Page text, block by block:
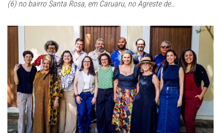
(6) no bairro Santa Rosa, em Caruaru, no Agreste de…